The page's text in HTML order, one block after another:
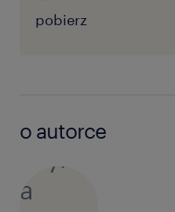
pobierz
o autorce